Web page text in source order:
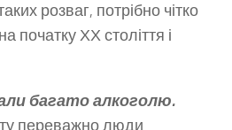
розваг, потрібно чітко
початку ХХ століття і
багато алкоголю.
переважно люди